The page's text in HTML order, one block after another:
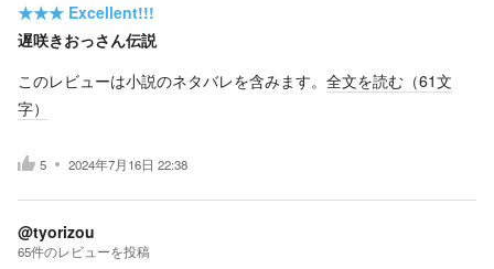
★★★ Excellent!!!
遅咲きおっさん伝説
このレビューは小説のネタバレを含みます。 全文を読む（61文
字）
5 2024年7月16日 22:38
@tyorizou
65件のレビューを投稿